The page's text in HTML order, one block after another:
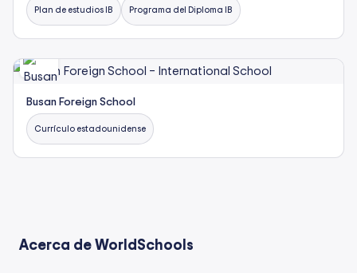
Plan de estudios IB Programa del Diploma IB
Busan Foreign School
Currículo estadounidense
Acerca de WorldSchools